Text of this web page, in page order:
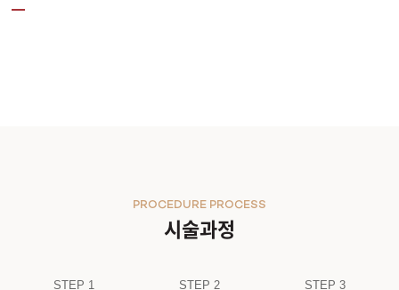
시술과정
PROCEDURE PROCESS
STEP 1 STEP 2 STEP 3